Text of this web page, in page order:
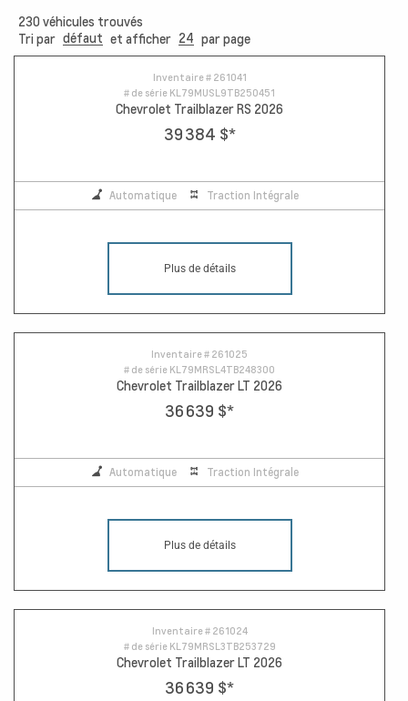
230 véhicules trouvés
Tri par défaut et afficher 24 par page
Inventaire # 261041
# de série KL79MUSL9TB250451
Chevrolet Trailblazer RS 2026
39 384 $*
Automatique Traction Intégrale
Plus de détails
Inventaire # 261025
# de série KL79MRSL4TB248300
Chevrolet Trailblazer LT 2026
36 639 $*
Automatique Traction Intégrale
Plus de détails
Inventaire # 261024
# de série KL79MRSL3TB253729
Chevrolet Trailblazer LT 2026
36 639 $*